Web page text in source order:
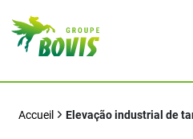
Accueil Elevação industrial de